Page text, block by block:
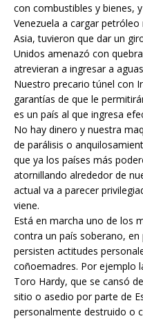
con combustibles y bienes,
Venezuela a cargar
Asia, tuvieron que dar un
Unidos amenazó con
atrevieran a ingresar a
Nuestro precario túnel con
garantías de que le
es un país al que ingresa
No hay dinero y nuestra
de parálisis o
que ya los países más
atornillando alrededor de
actual va a parecer
viene.
Está en marcha uno de los
contra un país soberano, en
persisten actitudes
coñoemadres. Por ejemplo
Toro Hardy, que se cansó
sitio o asedio por parte de
personalmente destruido o